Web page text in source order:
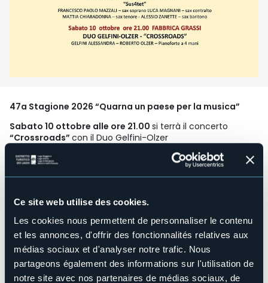
Ce site web utilise des cookies.
Les cookies nous permettent de personnaliser le contenu
et les annonces, d'offrir des fonctionnalités relatives aux
médias sociaux et d'analyser notre trafic. Nous
partageons également des informations sur l'utilisation de
notre site avec nos partenaires de médias sociaux, de
47a Stagione 2026 “Quarna un paese per la musica”
Sabato 10 ottobre alle ore 21.00 si terrà il concerto
“Crossroads” con il Duo Gelfini-Olzer
CROSSROADS Ë un progetto inedito che accosta un
repertorio inusuale, sperimentale ed in evoluzione continua
pianistico : un crocevia di stili, generi, suggestioni musicali
si fondono in percorso senza soluzione di continuit‡ nÈ
vincoli cronologici. Da Purcell ai Genesis, da Bach ai Pink
Floid, da Pergolesi a Mike Oldfield e Dave Grusin : un
cammino che disvela tesori compositivi portando alla luce
punti di contatto tra le epoche e rimandi sotterranei ed